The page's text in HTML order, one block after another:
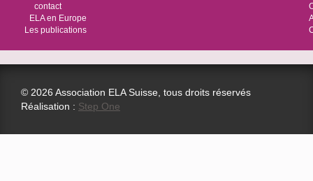
contact
ELA en Europe
Les publications
© 2026 Association ELA Suisse, tous droits réservés
Réalisation : Step One